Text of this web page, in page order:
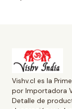
Vishv.cl es la
por Importadora
Detalle de